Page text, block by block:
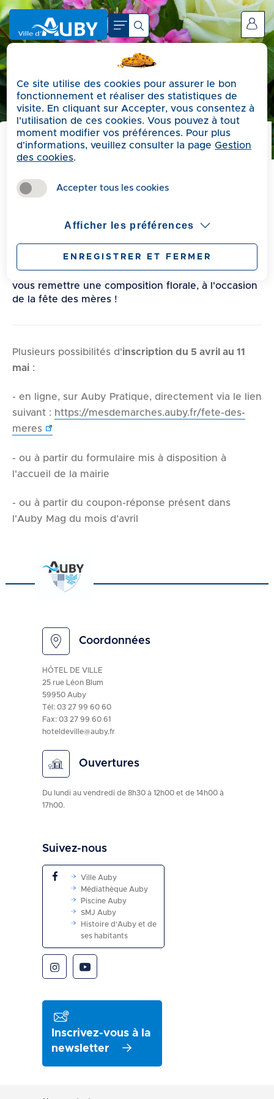
A
c
c
é
d
e
r
a
Se connecter
Précédent
Fête des mères
Les élus du conseil municipal se présenteront à
votre domicile le 𝘀𝗮𝗺𝗲𝗱𝗶 𝟮𝟰 𝗺𝗮𝗶 𝟮𝟬𝟮𝟱, afin de
vous remettre une composition florale, à l'occasion
de la fête des mères !
Plusieurs possibilités d'inscription du 5 avril au 11
mai :
- en ligne, sur Auby Pratique, directement via le lien
suivant : https://mesdemarches.auby.fr/fete-des-
meres
- ou à partir du formulaire mis à disposition à
l'accueil de la mairie
- ou à partir du coupon-réponse présent dans
l'Auby Mag du mois d'avril
Coordonnées
HÔTEL DE VILLE
25 rue Léon Blum
59950 Auby
Tél: 03 27 99 60 60
Fax: 03 27 99 60 61
hoteldeville@auby.fr
Ouvertures
Du lundi au vendredi de 8h30 à 12h00 et de 14h00 à
17h00.
Suivez-nous
Ville Auby
Médiathèque Auby
Piscine Auby
SMJ Auby
Histoire d'Auby et de
ses habitants
Inscrivez-vous à la
newsletter
Ce site utilise des cookies pour assurer le bon
fonctionnement et réaliser des statistiques de
visite. En cliquant sur Accepter, vous consentez à
l'utilisation de ces cookies. Vous pouvez à tout
moment modifier vos préférences. Pour plus
d'informations, veuillez consulter la pageGestion
des cookies.
Accepter tous les cookies
Afficher les préférences
ENREGISTRER ET FERMER